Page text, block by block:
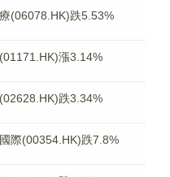
(06078.HK)跌5.53%
漲3.14%
跌3.34%
際(00354.HK)跌7.8%